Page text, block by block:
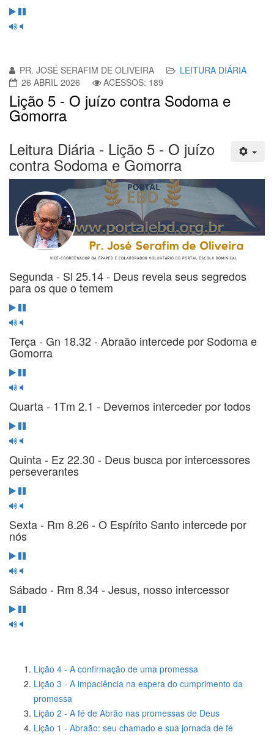
PR. JOSÉ SERAFIM DE OLIVEIRA
LEITURA DIÁRIA
26 ABRIL 2026
ACESSOS: 189
Lição 5 - O juízo contra Sodoma e
Gomorra
Leitura Diária - Lição 5 - O juízo
contra Sodoma e Gomorra
Segunda - Sl 25.14 - Deus revela seus segredos
para os que o temem
Terça - Gn 18.32 - Abraão intercede por Sodoma e
Gomorra
Quarta - 1Tm 2.1 - Devemos interceder por todos
Quinta - Ez 22.30 - Deus busca por intercessores
perseverantes
Sexta - Rm 8.26 - O Espírito Santo intercede por
nós
Sábado - Rm 8.34 - Jesus, nosso intercessor
Lição 4 - A confirmação de uma promessa
Lição 3 - A impaciência na espera do cumprimento da
promessa
Lição 2 - A fé de Abrão nas promessas de Deus
Lição 1 - Abraão: seu chamado e sua jornada de fé